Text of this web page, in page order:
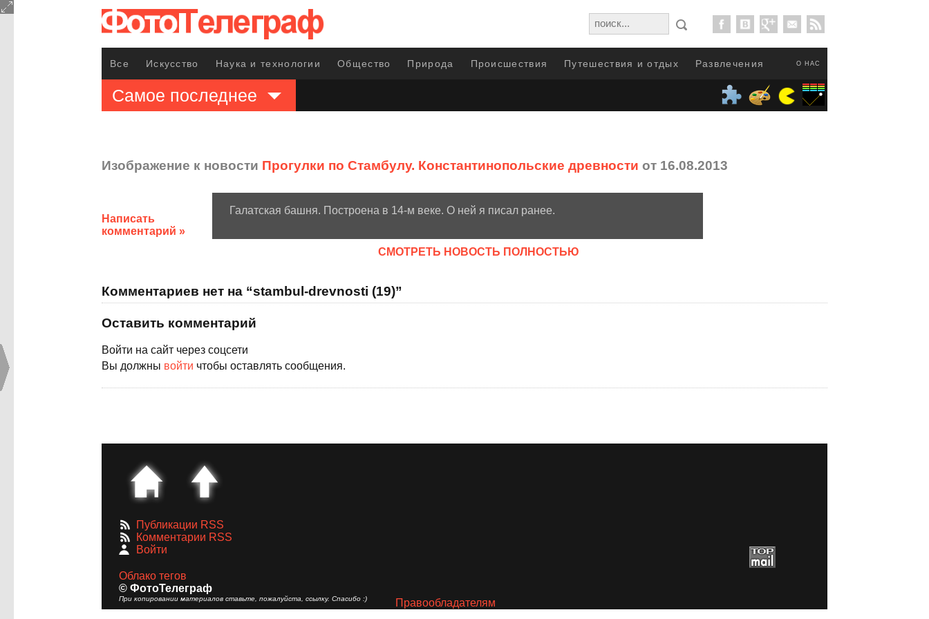
О НАС
Все Искусство Наука и технологии Общество Природа Происшествия Путешествия и отдых Развлечения
Самое последнее
Изображение к новости Прогулки по Стамбулу. Константинопольские древности от 16.08.2013
Написать
комментарий »
Галатская башня. Построена в 14-м веке. О ней я писал ранее.
CМОТРЕТЬ НОВОСТЬ ПОЛНОСТЬЮ
Комментариев нет на “stambul-drevnosti (19)”
Оставить комментарий
Войти на сайт через соцсети
Вы должны войти чтобы оставлять сообщения.
Публикации RSS
Комментарии RSS
Войти
Облако тегов
© ФотоТелеграф
При копировании материалов ставьте, пожалуйста, ссылку. Спасибо :) Правообладателям